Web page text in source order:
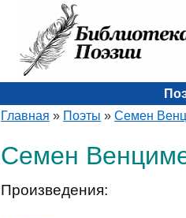
Главная » Поэты » Семен
Семен
Произведения: